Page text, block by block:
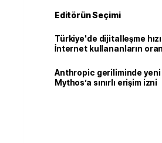
Editörün Seçimi
Türkiye'de dijitalleşme
İnternet kullananların
Anthropic geriliminde yeni
Mythos’a sınırlı erişim izni